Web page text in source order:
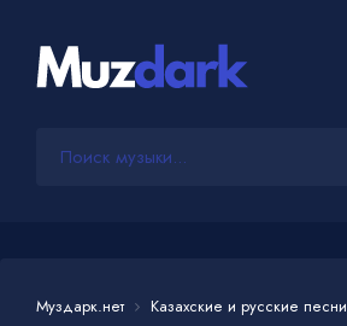
Муздарк.нет Казахские и русские песни